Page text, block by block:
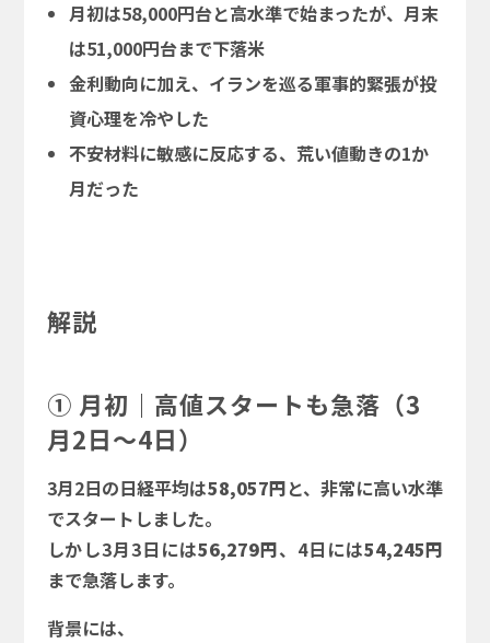
月初は58,000円台と高水準で始まったが、月末
は51,000円台まで下落米
金利動向に加え、イランを巡る軍事的緊張が投
資心理を冷やした
不安材料に敏感に反応する、荒い値動きの1か
月だった
解説
① 月初｜高値スタートも急落（3
月2日～4日）
3月2日の日経平均は58,057円と、非常に高い水準
でスタートしました。
しかし3月3日には56,279円、4日には54,245円
まで急落します。
背景には、